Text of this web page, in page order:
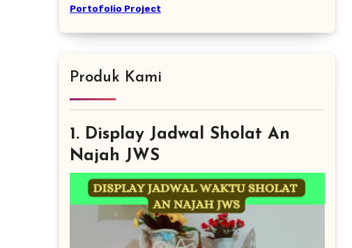
Portofolio Project
Produk Kami
1. Display Jadwal Sholat An
Najah JWS